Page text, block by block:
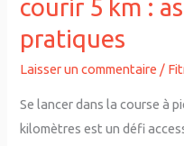
courir 5 km :
pratiques
Laisser un commentaire /
Se lancer dans la course à
kilomètres est un défi